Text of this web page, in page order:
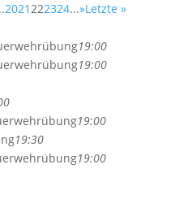
2021222324...»Letzte »
19:00
19:00
19:00
19:30
19:00